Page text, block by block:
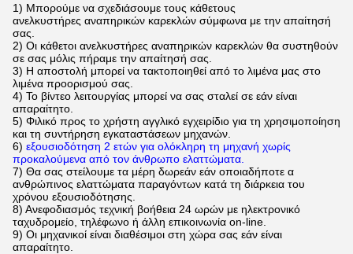
1) Μπορούμε να σχεδιάσουμε τους κάθετους
ανελκυστήρες αναπηρικών καρεκλών σύμφωνα με την απαίτησή
σας.
2) Οι κάθετοι ανελκυστήρες αναπηρικών καρεκλών θα συστηθούν
σε σας μόλις πήραμε την απαίτησή σας.
3) Η αποστολή μπορεί να τακτοποιηθεί από το λιμένα μας στο
λιμένα προορισμού σας.
4) Το βίντεο λειτουργίας μπορεί να σας σταλεί σε εάν είναι
απαραίτητο.
5) Φιλικό προς το χρήστη αγγλικό εγχειρίδιο για τη χρησιμοποίηση
και τη συντήρηση εγκαταστάσεων μηχανών.
6) εξουσιοδότηση 2 ετών για ολόκληρη τη μηχανή χωρίς
προκαλούμενα από τον άνθρωπο ελαττώματα.
7) Θα σας στείλουμε τα μέρη δωρεάν εάν οποιαδήποτε α
ανθρώπινος ελαττώματα παραγόντων κατά τη διάρκεια του
χρόνου εξουσιοδότησης.
8) Ανεφοδιασμός τεχνική βοήθεια 24 ωρών με ηλεκτρονικό
ταχυδρομείο, τηλέφωνο ή άλλη επικοινωνία on-line.
9) Οι μηχανικοί είναι διαθέσιμοι στη χώρα σας εάν είναι
απαραίτητο.